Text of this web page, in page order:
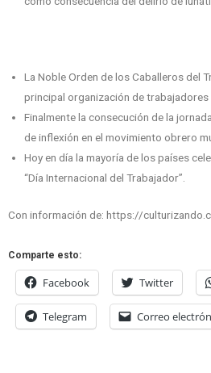
La Noble Orden de los Caballeros del
principal organización de trabajadores
Finalmente la consecución de la
de inflexión en el movimiento obrero
Hoy en día la mayoría de los países
“Día Internacional del Trabajador”.
Con información de: https://
Comparte esto:
Facebook Twitter
Telegram Correo